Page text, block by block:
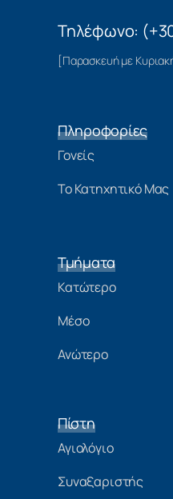
Τηλέφωνο:
[Παρασκευή με
Πληροφορίες
Γονείς
Το Κατηχητικό Μας
Τμήματα
Κατώτερο
Μέσο
Ανώτερο
Πίστη
Αγιολόγιο
Συναξαριστής